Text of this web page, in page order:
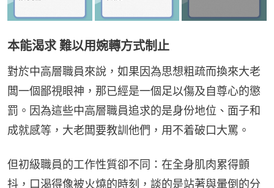
本能渴求 難以用婉轉方式制止
對於中高層職員來說，如果因為思想粗疏而換來大老
闆一個鄙視眼神，那已經是一個足以傷及自尊心的懲
罰。因為這些中高層職員追求的是身份地位、面子和
成就感等，大老闆要教訓他們，用不着破口大罵。
但初級職員的工作性質卻不同：在全身肌肉累得顫
抖，口渴得像被火燒的時刻，談的是站著與暈倒的分